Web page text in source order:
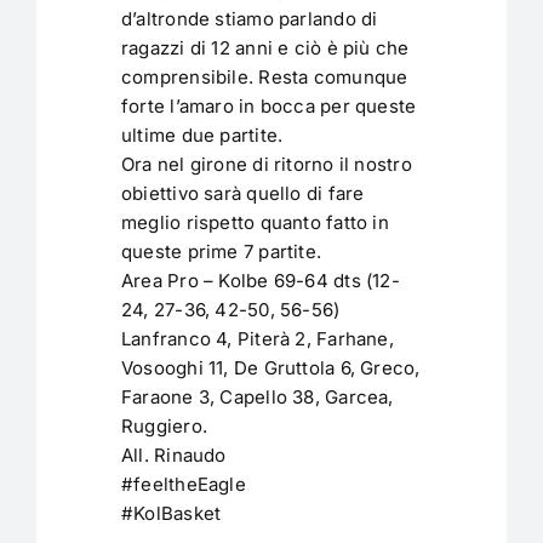
d’altronde stiamo parlando di
ragazzi di 12 anni e ciò è più che
comprensibile. Resta comunque
forte l’amaro in bocca per queste
ultime due partite.
Ora nel girone di ritorno il nostro
obiettivo sarà quello di fare
meglio rispetto quanto fatto in
queste prime 7 partite.
Area Pro – Kolbe 69-64 dts (12-
24, 27-36, 42-50, 56-56)
Lanfranco 4, Piterà 2, Farhane,
Vosooghi 11, De Gruttola 6, Greco,
Faraone 3, Capello 38, Garcea,
Ruggiero.
All. Rinaudo
#feeltheEagle
#KolBasket